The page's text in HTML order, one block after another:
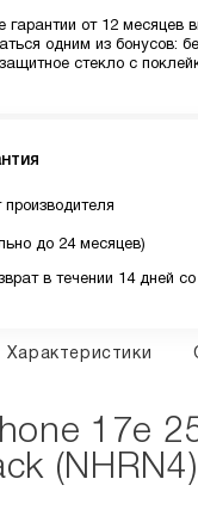
гарантии от 12 месяцев
одним из бонусов:
стекло с
производителя
до 24 месяцев)
в течении 14 дней
Характеристики
17e